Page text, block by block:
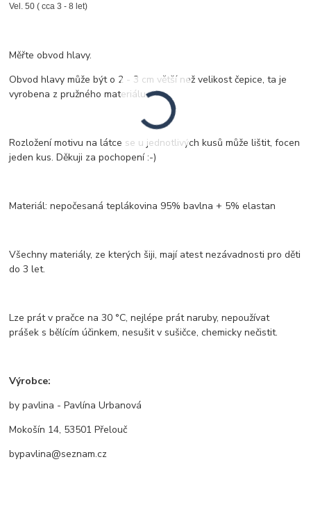
Vel. 50 ( cca 3 - 8 let)
Měřte obvod hlavy.
Obvod hlavy může být o 2 - 3 cm větší než velikost čepice, ta je
vyrobena z pružného materiálu.
Rozložení motivu na látce se u jednotlivých kusů může lištit, focen
jeden kus. Děkuji za pochopení :-)
Materiál: nepočesaná teplákovina 95% bavlna + 5% elastan
Všechny materiály, ze kterých šiji, mají atest nezávadnosti pro děti
do 3 let.
Lze prát v pračce na 30 °C, nejlépe prát naruby, nepoužívat
prášek s bělícím účinkem, nesušit v sušičce, chemicky nečistit.
Výrobce:
by pavlina - Pavlína Urbanová
Mokošín 14, 53501 Přelouč
bypavlina@seznam.cz